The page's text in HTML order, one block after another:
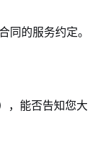
同的服务约定。
，能否告知您大